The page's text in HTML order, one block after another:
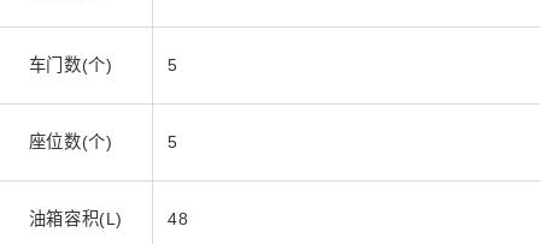
车门数(个) 5
座位数(个) 5
油箱容积(L) 48